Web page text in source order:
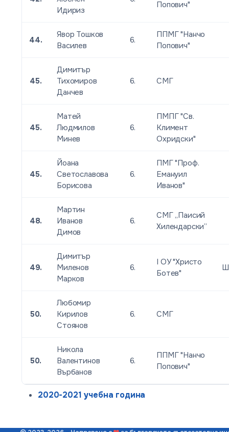
Идириз
Попович"
44.
Явор Тошков
Василев
6.
ППМГ "Нанчо
Попович"
45.
Димитър
Тихомиров
Данчев
6. СМГ
45.
Матей
Людмилов
Минев
6.
ПМПГ "Св.
Климент
Охридски"
45.
Йоана
Светославова
Борисова
6.
ПМГ "Проф.
Емануил
Иванов"
48.
Мартин
Иванов
Димов
6.
СМГ „Паисий
Хилендарски”
49.
Димитър
Миленов
Марков
6.
I ОУ "Христо
Ботев"
50.
Любомир
Кирилов
Стоянов
6. СМГ
50.
Никола
Валентинов
Върбанов
6.
ППМГ "Нанчо
Попович"
2020-2021 учебна година